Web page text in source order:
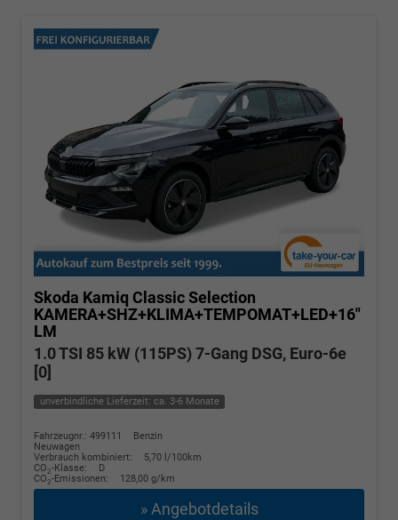
Skoda Kamiq Classic Selection
KAMERA+SHZ+KLIMA+TEMPOMAT+LED+16"
LM
1.0 TSI 85 kW (115PS) 7-Gang DSG, Euro-6e
[0]
unverbindliche Lieferzeit: ca. 3-6 Monate
Fahrzeugnr.: 499111
Benzin
Neuwagen
Verbrauch kombiniert:
5,70 l/100km
CO2-Klasse:
D
CO2-Emissionen: 128,00 g/km
» Angebotdetails